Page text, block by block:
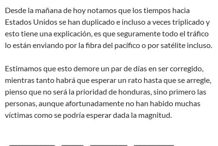
Desde la mañana de hoy notamos que los tiempos hacia
Estados Unidos se han duplicado e incluso a veces triplicado y
esto tiene una explicación, es que seguramente todo el tráfico
lo están enviando por la fibra del pacífico o por satélite incluso.
Estimamos que esto demore un par de días en ser corregido,
mientras tanto habrá que esperar un rato hasta que se arregle,
pienso que no será la prioridad de honduras, sino primero las
personas, aunque afortunadamente no han habido muchas
víctimas como se podría esperar dada la magnitud.